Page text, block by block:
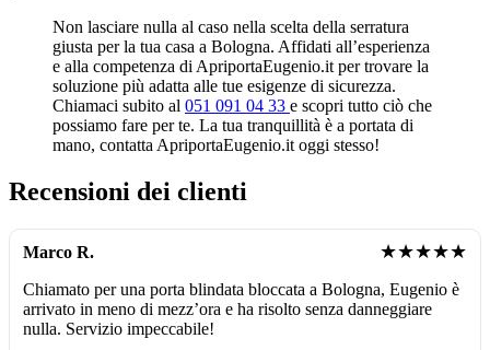
Non lasciare nulla al caso nella scelta della serratura
giusta per la tua casa a Bologna. Affidati all’esperienza
e alla competenza di ApriportaEugenio.it per trovare la
soluzione più adatta alle tue esigenze di sicurezza.
Chiamaci subito al 051 091 04 33 e scopri tutto ciò che
possiamo fare per te. La tua tranquillità è a portata di
mano, contatta ApriportaEugenio.it oggi stesso!
Recensioni dei clienti
Marco R. ★★★★★
Chiamato per una porta blindata bloccata a Bologna, Eugenio è
arrivato in meno di mezz’ora e ha risolto senza danneggiare
nulla. Servizio impeccabile!